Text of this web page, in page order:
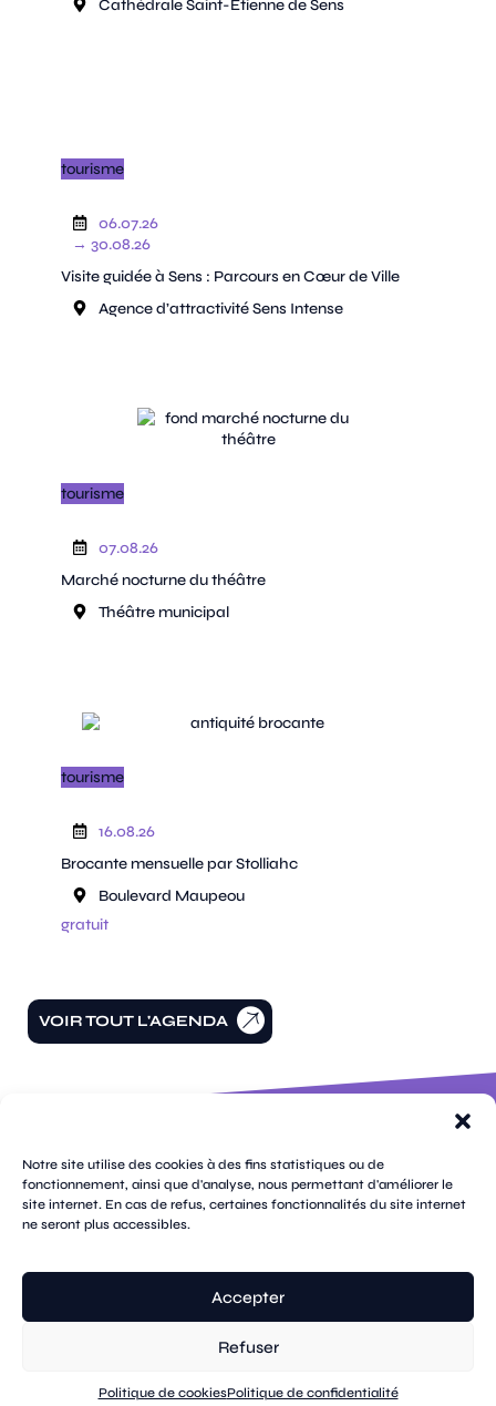
Notre site utilise des cookies à des fins statistiques ou de
fonctionnement, ainsi que d'analyse, nous permettant d'améliorer le
site internet. En cas de refus, certaines fonctionnalités du site internet
ne seront plus accessibles.
Accepter
Refuser
Politique de cookiesPolitique de confidentialité
Cathédrale Saint-Etienne de Sens
tourisme
06.07.26
→ 30.08.26
Visite guidée à Sens : Parcours en Cœur de Ville
Agence d’attractivité Sens Intense
tourisme
07.08.26
Marché nocturne du théâtre
Théâtre municipal
tourisme
16.08.26
Brocante mensuelle par Stolliahc
Boulevard Maupeou
gratuit
VOIR TOUT L'AGENDA
de la
république
CS
70809
89108
Cedex
facebook
instagram
threads
tik
tok
whatsapp
linkedin
youtube
twitter
(X)
pages
plan
réalisation tongui.com